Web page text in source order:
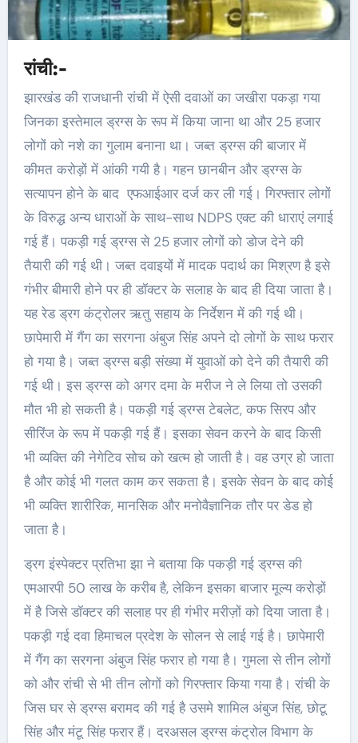
रांची:-
झारखंड की राजधानी रांची में ऐसी दवाओं का जखीरा पकड़ा गया
जिनका इस्तेमाल ड्रग्स के रूप में किया जाना था और 25 हजार
लोगों को नशे का गुलाम बनाना था। जब्त ड्रग्स की बाजार में
कीमत करोड़ों में आंकी गयी है। गहन छानबीन और ड्रग्स के
सत्यापन होने के बाद एफआईआर दर्ज कर ली गई। गिरफ्तार लोगों
के विरुद्ध अन्य धाराओं के साथ-साथ NDPS एक्ट की धाराएं लगाई
गई हैं। पकड़ी गई ड्रग्स से 25 हजार लोगों को डोज देने की
तैयारी की गई थी। जब्त दवाइयों में मादक पदार्थ का मिश्रण है इसे
गंभीर बीमारी होने पर ही डॉक्टर के सलाह के बाद ही दिया जाता है।
यह रेड ड्रग कंट्रोलर ऋतु सहाय के निर्देशन में की गई थी।
छापेमारी में गैंग का सरगना अंबुज सिंह अपने दो लोगों के साथ फरार
हो गया है। जब्त ड्रग्स बड़ी संख्या में युवाओं को देने की तैयारी की
गई थी। इस ड्रग्स को अगर दमा के मरीज ने ले लिया तो उसकी
मौत भी हो सकती है। पकड़ी गई ड्रग्स टेबलेट, कफ सिरप और
सीरिंज के रूप में पकड़ी गई हैं। इसका सेवन करने के बाद किसी
भी व्यक्ति की नेगेटिव सोच को खत्म हो जाती है। वह उग्र हो जाता
है और कोई भी गलत काम कर सकता है। इसके सेवन के बाद कोई
भी व्यक्ति शारीरिक, मानसिक और मनोवैज्ञानिक तौर पर डेड हो
जाता है।
ड्रग इंस्पेक्टर प्रतिभा झा ने बताया कि पकड़ी गई ड्रग्स की
एमआरपी 50 लाख के करीब है, लेकिन इसका बाजार मूल्य करोड़ों
में है जिसे डॉक्टर की सलाह पर ही गंभीर मरीज़ों को दिया जाता है।
पकड़ी गई दवा हिमाचल प्रदेश के सोलन से लाई गई है। छापेमारी
में गैंग का सरगना अंबुज सिंह फरार हो गया है। गुमला से तीन लोगों
को और रांची से भी तीन लोगों को गिरफ्तार किया गया है। रांची के
जिस घर से ड्रग्स बरामद की गई है उसमे शामिल अंबुज सिंह, छोटू
सिंह और मंटू सिंह फरार हैं। दरअसल ड्रग्स कंट्रोल विभाग के